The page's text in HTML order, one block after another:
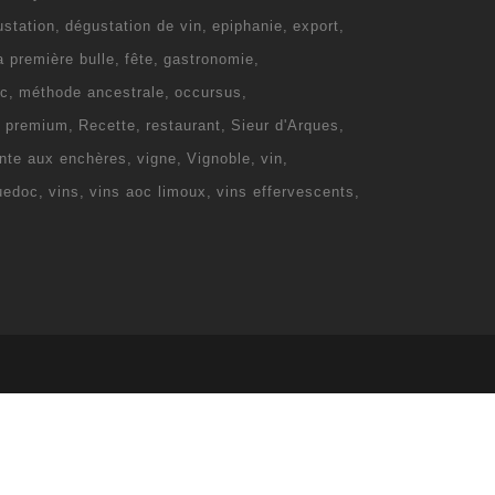
dégustation de vin epiphanie
export
première bulle fête
gastronomie
méthode ancestrale
occursus
Recette restaurant
Sieur d'Arques
aux enchères vigne Vignoble
vin
vins vins aoc limoux
vins effervescents